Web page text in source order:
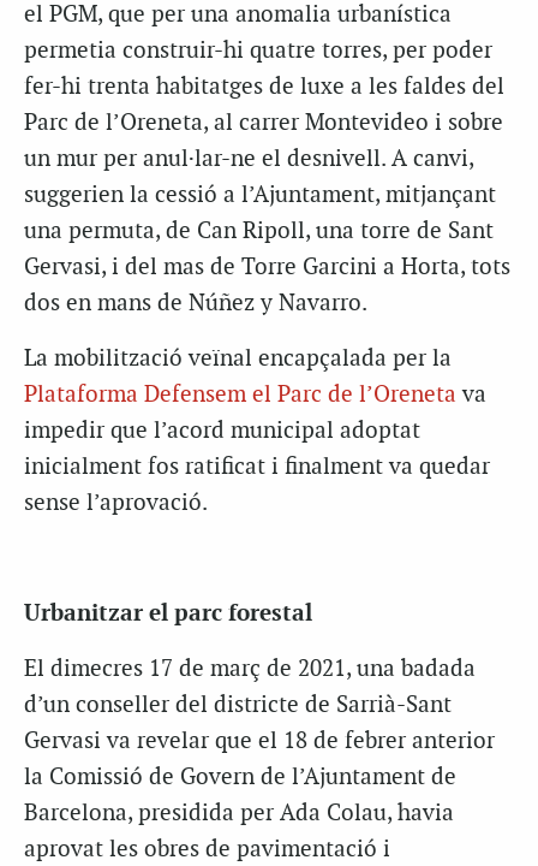
el PGM, que per una anomalia urbanística
permetia construir-hi quatre torres, per poder
fer-hi trenta habitatges de luxe a les faldes del
Parc de l’Oreneta, al carrer Montevideo i sobre
un mur per anul·lar-ne el desnivell. A canvi,
suggerien la cessió a l’Ajuntament, mitjançant
una permuta, de Can Ripoll, una torre de Sant
Gervasi, i del mas de Torre Garcini a Horta, tots
dos en mans de Núñez y Navarro.
La mobilització veïnal encapçalada per la
Plataforma Defensem el Parc de l’Oreneta va
impedir que l’acord municipal adoptat
inicialment fos ratificat i finalment va quedar
sense l’aprovació.
Urbanitzar el parc forestal
El dimecres 17 de març de 2021, una badada
d’un conseller del districte de Sarrià-Sant
Gervasi va revelar que el 18 de febrer anterior
la Comissió de Govern de l’Ajuntament de
Barcelona, presidida per Ada Colau, havia
aprovat les obres de pavimentació i